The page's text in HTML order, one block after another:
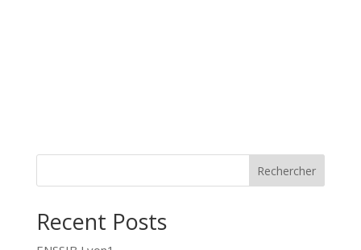
Rechercher
Recent Posts